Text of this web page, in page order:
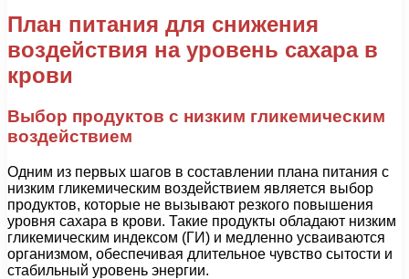
План питания для снижения
воздействия на уровень сахара в
крови
Выбор продуктов с низким гликемическим
воздействием
Одним из первых шагов в составлении плана питания с
низким гликемическим воздействием является выбор
продуктов, которые не вызывают резкого повышения
уровня сахара в крови. Такие продукты обладают низким
гликемическим индексом (ГИ) и медленно усваиваются
организмом, обеспечивая длительное чувство сытости и
стабильный уровень энергии.